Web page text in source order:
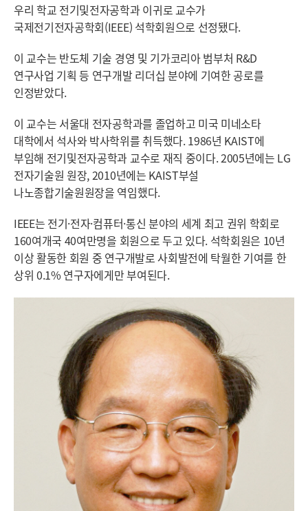
우리 학교 전기및전자공학과 이귀로 교수가
국제전기전자공학회(IEEE) 석학회원으로 선정됐다.
이 교수는 반도체 기술 경영 및 기가코리아 범부처 R&D
연구사업 기획 등 연구개발 리더십 분야에 기여한 공로를
인정받았다.
이 교수는 서울대 전자공학과를 졸업하고 미국 미네소타
대학에서 석사와 박사학위를 취득했다. 1986년 KAIST에
부임해 전기및전자공학과 교수로 재직 중이다. 2005년에는 LG
전자기술원 원장, 2010년에는 KAIST부설
나노종합기술원원장을 역임했다.
IEEE는 전기·전자·컴퓨터·통신 분야의 세계 최고 권위 학회로
160여개국 40여만명을 회원으로 두고 있다. 석학회원은 10년
이상 활동한 회원 중 연구개발로 사회발전에 탁월한 기여를 한
상위 0.1% 연구자에게만 부여된다.